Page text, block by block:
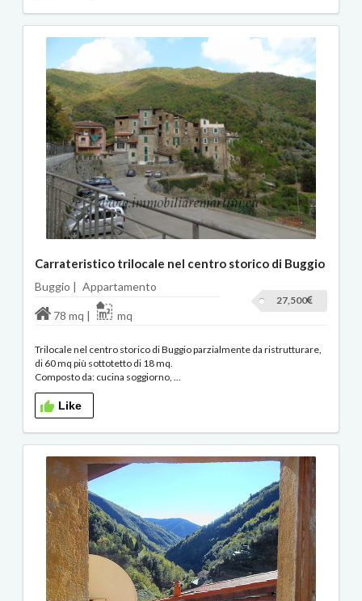
Carrateristico trilocale nel centro storico di Buggio
Buggio | Appartamento
27,500
78 mq | mq
Trilocale nel centro storico di Buggio parzialmente da ristrutturare,
di 60 mq più sottotetto di 18 mq.
Composto da: cucina soggiorno, ...
Like